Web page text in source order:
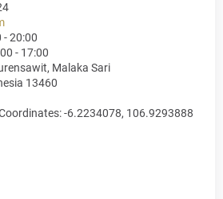
- 20:00
- 17:00
Malaka Sari
13460
-6.2234078, 106.9293888